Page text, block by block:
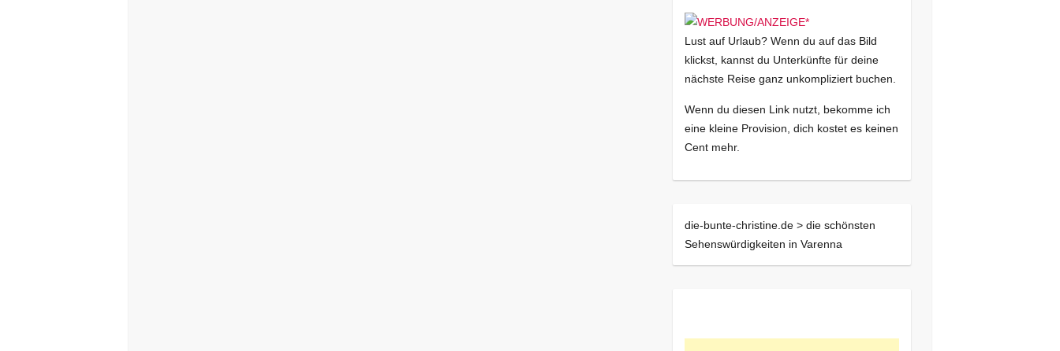
Lust auf Urlaub? Wenn du auf das Bild
klickst, kannst du Unterkünfte für deine
nächste Reise ganz unkompliziert buchen.
Wenn du diesen Link nutzt, bekomme ich
eine kleine Provision, dich kostet es keinen
Cent mehr.
die-bunte-christine.de > die schönsten
Sehenswürdigkeiten in Varenna